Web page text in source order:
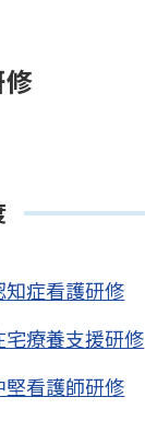
知症看護研修
宅療養支援研修
堅看護師研修